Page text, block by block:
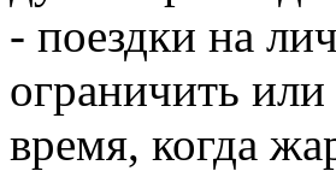
- поездки на
ограничить
время, когда